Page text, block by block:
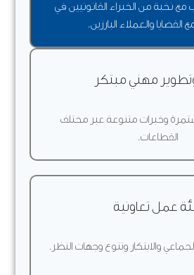
من الخبراء القانونيين في
والعملاء البارزين.
مهني مبتكر
متنوعة عبر مختلف
تعاونية
وتنوع وجهات النظر.